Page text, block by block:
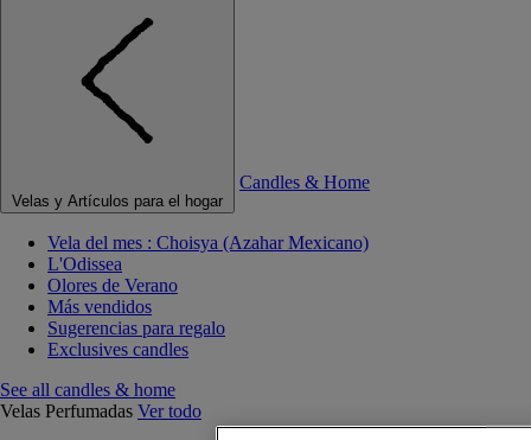
Velas y Artículos para el hogar
Candles & Home
Vela del mes : Choisya (Azahar Mexicano)
L'Odissea
Olores de Verano
Más vendidos
Sugerencias para regalo
Exclusives candles
See all candles & home
Velas Perfumadas Ver todo